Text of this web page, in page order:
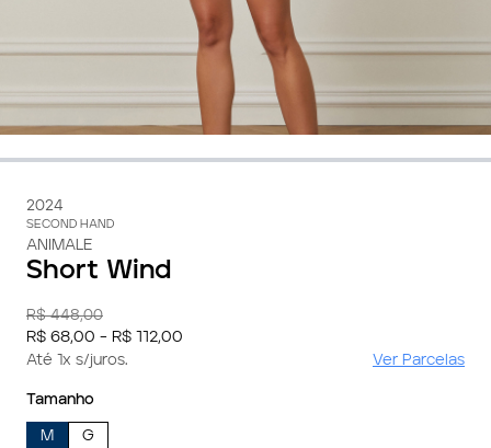
2024
SECOND HAND
ANIMALE
Short Wind
R$ 448,00
R$ 68,00 - R$ 112,00
Até 1x s/juros. Ver Parcelas
Tamanho
M G